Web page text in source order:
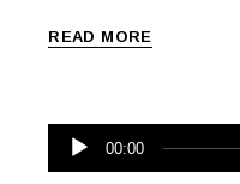
READ MORE
Audio
Player
00:00